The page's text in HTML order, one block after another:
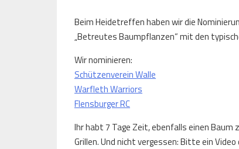
Beim Heidetreffen haben wir die
„Betreutes Baumpflanzen“ mit den
Wir nominieren:
Schützenverein Walle
Warfleth Warriors
Flensburger RC
Ihr habt 7 Tage Zeit, ebenfalls einen
Grillen. Und nicht vergessen: Bitte ein